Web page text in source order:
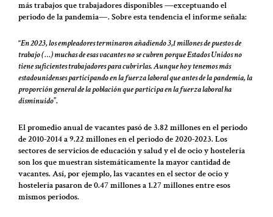
más trabajos que trabajadores disponibles ―exceptuando el
periodo de la pandemia―. Sobre esta tendencia el informe señala:
“En 2023, los empleadores terminaron añadiendo 3,1 millones de puestos de
trabajo (…) muchas de esas vacantes no se cubren porque Estados Unidos no
tiene suficientes trabajadores para cubrirlas. Aunque hoy tenemos más
estadounidenses participando en la fuerza laboral que antes de la pandemia, la
proporción general de la población que participa en la fuerza laboral ha
disminuido”.
El promedio anual de vacantes pasó de 3.82 millones en el periodo
de 2010-2014 a 9.22 millones en el periodo de 2020-2023. Los
sectores de servicios de educación y salud y el de ocio y hostelería
son los que muestran sistemáticamente la mayor cantidad de
vacantes. Así, por ejemplo, las vacantes en el sector de ocio y
hostelería pasaron de 0.47 millones a 1.27 millones entre esos
mismos periodos.